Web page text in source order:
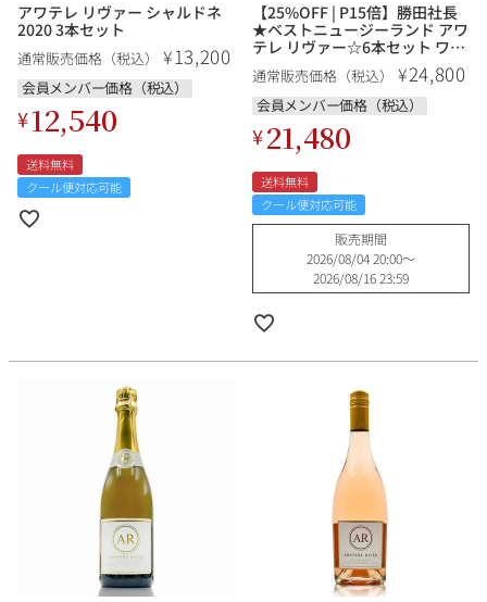
アワテレ リヴァー シャルドネ
2020 3本セット
通常販売価格（税込） ¥13,200
会員メンバー価格（税込）
¥12,540
送料無料
クール便対応可能
【25%OFF | P15倍】勝田社長
★ベストニュージーランド アワ
テレ リヴァー☆6本セット ワイ
ンセット《白ワイン×3・赤ワ
イン1・ロゼワイン1・スパーク
リング1》お試しスペシャル特
価 送料無料
通常販売価格（税込） ¥24,800
会員メンバー価格（税込）
¥21,480
送料無料
クール便対応可能
販売期間
2026/08/04 20:00〜
2026/08/16 23:59